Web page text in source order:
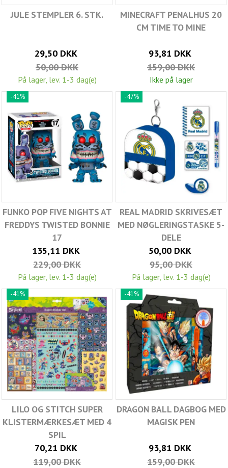
JULE STEMPLER 6. STK.
29,50 DKK
50,00 DKK
På lager, lev. 1-3 dag(e)
MINECRAFT PENALHUS 20
CM TIME TO MINE
93,81 DKK
159,00 DKK
Ikke på lager
-41%
FUNKO POP FIVE NIGHTS AT
FREDDYS TWISTED BONNIE
17
135,11 DKK
229,00 DKK
På lager, lev. 1-3 dag(e)
-47%
REAL MADRID SKRIVESÆT
MED NØGLERINGSTASKE 5-
DELE
50,00 DKK
95,00 DKK
På lager, lev. 1-3 dag(e)
-41%
LILO OG STITCH SUPER
KLISTERMÆRKESÆT MED 4
SPIL
70,21 DKK
119,00 DKK
-41%
DRAGON BALL DAGBOG MED
MAGISK PEN
93,81 DKK
159,00 DKK